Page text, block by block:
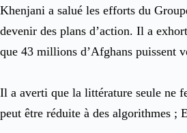
Khenjani a salué les efforts du
devenir des plans d’action. Il a
que 43 millions d’Afghans puissent
Il a averti que la littérature seule ne
peut être réduite à des algorithmes ;